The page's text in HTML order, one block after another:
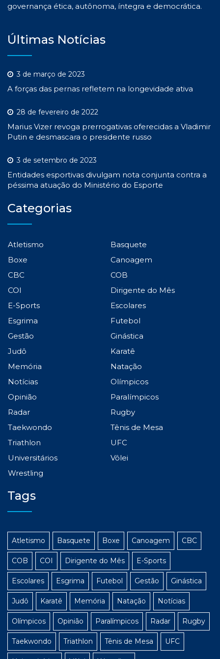
governança ética, autônoma, íntegra e democrática.
Últimas Notícias
3 de março de 2023
A forças das pernas refletem na longevidade ativa
28 de fevereiro de 2022
Marius Vizer revoga prerrogativas oferecidas a Vladimir
Putin e desmascara o presidente russo
3 de setembro de 2023
Entidades esportivas divulgam nota conjunta contra a
péssima atuação do Ministério do Esporte
Categorias
Atletismo
Basquete
Boxe
Canoagem
CBC
COB
COI
Dirigente do Mês
E-Sports
Escolares
Esgrima
Futebol
Gestão
Ginástica
Judô
Karatê
Memória
Natação
Notícias
Olímpicos
Opinião
Paralímpicos
Radar
Rugby
Taekwondo
Tênis de Mesa
Triathlon
UFC
Universitários
Vôlei
Wrestling
Tags
Atletismo Basquete Boxe Canoagem CBC
COB COI Dirigente do Mês E-Sports
Escolares Esgrima Futebol Gestão Ginástica
Judô Karatê Memória Natação Notícias
Olímpicos Opinião Paralímpicos Radar Rugby
Taekwondo Triathlon Tênis de Mesa UFC